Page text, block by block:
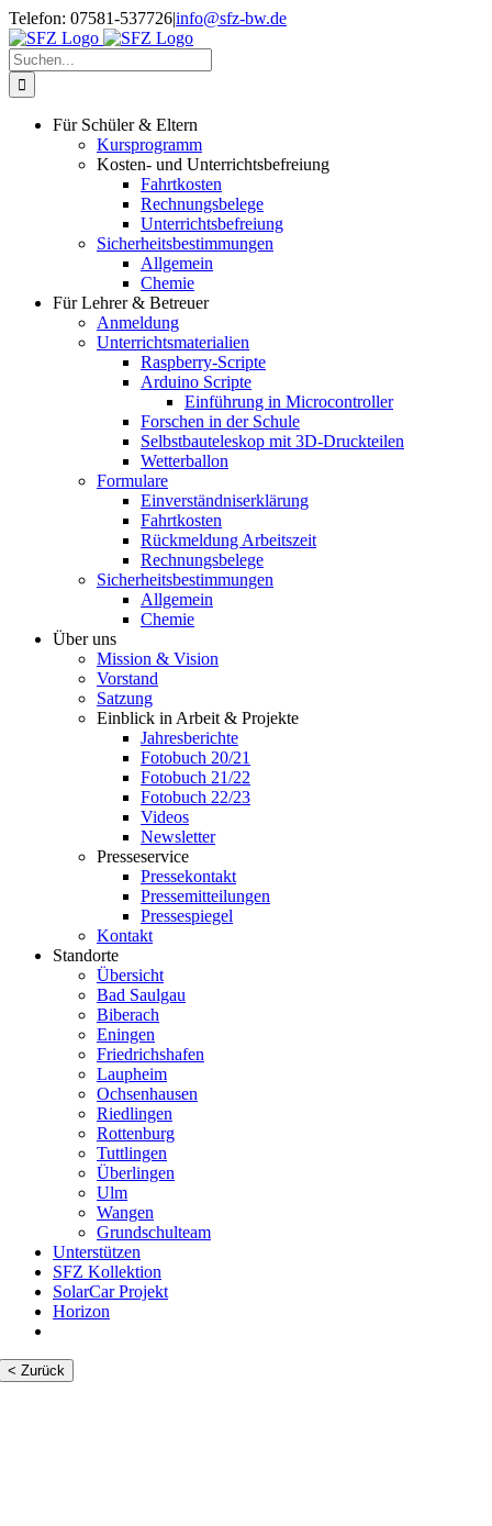
Zum
Inhalt
springen
Telefon: 07581-537726|info@sfz-bw.de
Suche
nach:
Für Schüler & Eltern
Kursprogramm
Kosten- und Unterrichtsbefreiung
Fahrtkosten
Rechnungsbelege
Unterrichtsbefreiung
Sicherheitsbestimmungen
Allgemein
Chemie
Für Lehrer & Betreuer
Anmeldung
Unterrichtsmaterialien
Raspberry-Scripte
Arduino Scripte
Einführung in Microcontroller
Forschen in der Schule
Selbstbauteleskop mit 3D-Druckteilen
Wetterballon
Formulare
Einverständniserklärung
Fahrtkosten
Rückmeldung Arbeitszeit
Rechnungsbelege
Sicherheitsbestimmungen
Allgemein
Chemie
Über uns
Mission & Vision
Vorstand
Satzung
Einblick in Arbeit & Projekte
Jahresberichte
Fotobuch 20/21
Fotobuch 21/22
Fotobuch 22/23
Videos
Newsletter
Presseservice
Pressekontakt
Pressemitteilungen
Pressespiegel
Kontakt
Standorte
Übersicht
Bad Saulgau
Biberach
Eningen
Friedrichshafen
Laupheim
Ochsenhausen
Riedlingen
Rottenburg
Tuttlingen
Überlingen
Ulm
Wangen
Grundschulteam
Unterstützen
SFZ Kollektion
SolarCar Projekt
Horizon
< Zurück